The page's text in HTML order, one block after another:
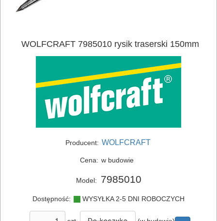
ELEKTRONARZĘDZIA
SIECIOWE
ELEKTRONARZĘDZIA
AKUMULATOROWE
ELEKTRONARZĘDZI
WOLFCRAFT 7985010 rysik traserski 150mm
Producent: WOLFCRAFT
Cena: w budowie
Model: 7985010
Dostępność: WYSYŁKA 2-5 DNI ROBOCZYCH